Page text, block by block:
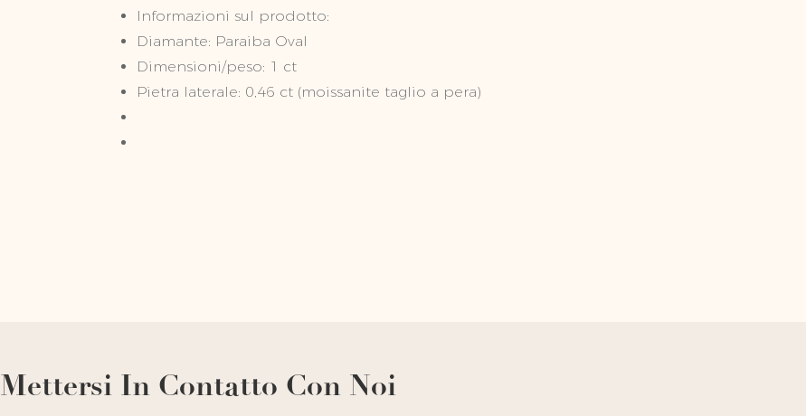
Informazioni sul prodotto:
Diamante: Paraiba Oval
Dimensioni/peso: 1 ct
Pietra laterale: 0,46 ct (moissanite taglio a pera)
Mettersi In Contatto Con Noi